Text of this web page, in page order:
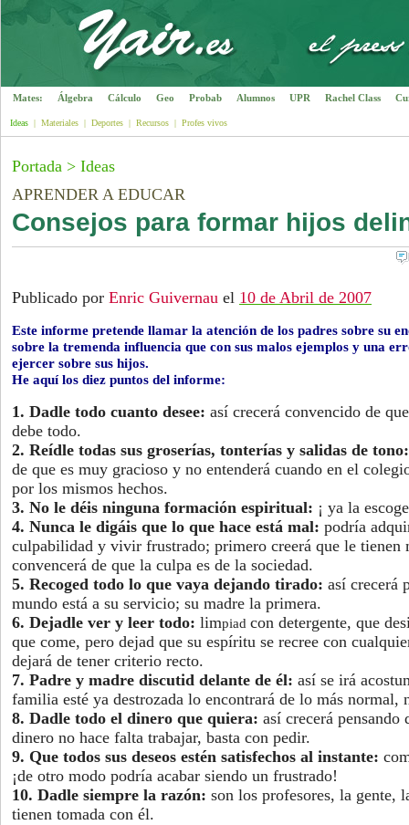
Mates: Álgebra Cálculo Geo Probab Alumnos UPR Rachel Class
Ideas | Materiales | Deportes | Recursos | Profes vivos
Portada > Ideas
APRENDER A EDUCAR
Consejos para formar hijos
Publicado por Enric Guivernau el 10 de Abril de 2007
Este informe pretende llamar la atención de los padres sobre su
sobre la tremenda influencia que con sus malos ejemplos y una
ejercer sobre sus hijos.
He aquí los diez puntos del informe:
1. Dadle todo cuanto desee: así crecerá convencido de
debe todo.
2. Reídle todas sus groserías, tonterías y salidas de tono:
de que es muy gracioso y no entenderá cuando en el
por los mismos hechos.
3. No le déis ninguna formación espiritual: ¡ ya la
4. Nunca le digáis que lo que hace está mal: podría
culpabilidad y vivir frustrado; primero creerá que le tienen
convencerá de que la culpa es de la sociedad.
5. Recoged todo lo que vaya dejando tirado: así crecerá
mundo está a su servicio; su madre la primera.
6. Dejadle ver y leer todo: limpiad con detergente, que
que come, pero dejad que su espíritu se recree con
dejará de tener criterio recto.
7. Padre y madre discutid delante de él: así se irá
familia esté ya destrozada lo encontrará de lo más normal,
8. Dadle todo el dinero que quiera: así crecerá pensando
dinero no hace falta trabajar, basta con pedir.
9. Que todos sus deseos estén satisfechos al instante:
¡de otro modo podría acabar siendo un frustrado!
10. Dadle siempre la razón: son los profesores, la gente,
tienen tomada con él.